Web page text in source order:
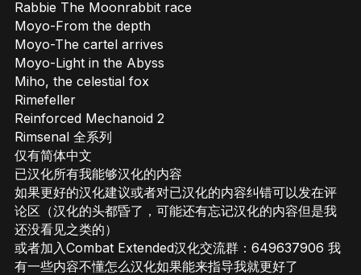
Rabbie The Moonrabbit race
Moyo-From the depth
Moyo-The cartel arrives
Moyo-Light in the Abyss
Miho, the celestial fox
Rimefeller
Reinforced Mechanoid 2
Rimsenal 全系列
仅有简体中文
已汉化所有我能够汉化的内容
如果更好的汉化建议或者对已汉化的内容纠错可以发在评
论区（汉化的头都昏了，可能还有忘记汉化的内容但是我
还没看见之类的）
或者加入Combat Extended汉化交流群：649637906 我
有一些内容不懂怎么汉化如果能来指导我就更好了